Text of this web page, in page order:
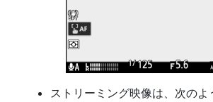
ストリーミング映像は、次のよ